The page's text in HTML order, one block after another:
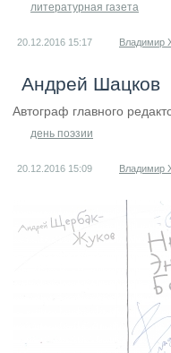
литературная газета
20.12.2016 15:17 Владимир
Андрей Шацков
Автограф главного
день поэзии
20.12.2016 15:09 Владимир